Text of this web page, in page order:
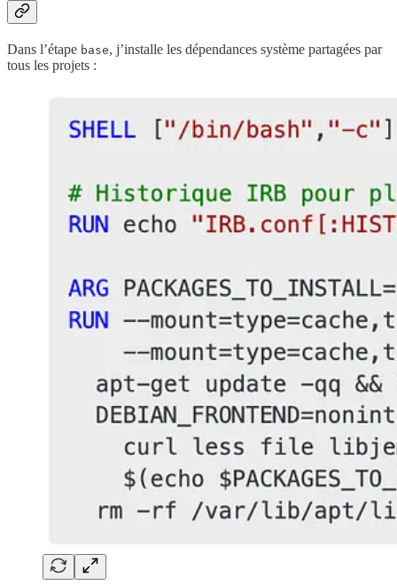
Dans l’étape base, j’installe les dépendances système partagées par
tous les projets :